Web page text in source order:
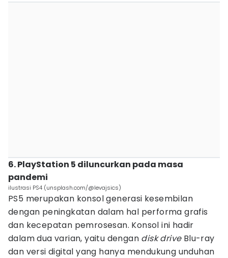
6. PlayStation 5 diluncurkan pada masa
pandemi
ilustrasi PS4 (unsplash.com/@levajsics)
PS5 merupakan konsol generasi kesembilan
dengan peningkatan dalam hal performa grafis
dan kecepatan pemrosesan. Konsol ini hadir
dalam dua varian, yaitu dengan disk driveBlu-ray
dan versi digital yang hanya mendukung unduhan